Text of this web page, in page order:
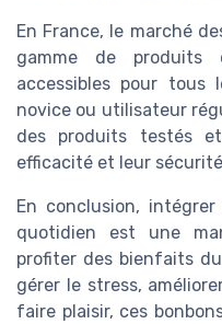
En France, le marché
gamme de
accessibles pour tous
novice ou utilisateur
des produits testés
efficacité et leur
En conclusion,
quotidien est une
profiter des bienfaits
gérer le stress,
faire plaisir, ces